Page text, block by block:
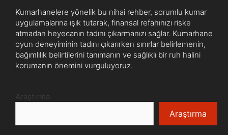
Kumarhanelere yönelik bu nihai rehber, sorumlu kumar
uygulamalarına ışık tutarak, finansal refahınızı riske
atmadan heyecanın tadını çıkarmanızı sağlar. Kumarhane
oyun deneyiminin tadını çıkarırken sınırlar belirlemenin,
bağımlılık belirtilerini tanımanın ve sağlıklı bir ruh halini
korumanın önemini vurguluyoruz.
Araştırma
Araştırma